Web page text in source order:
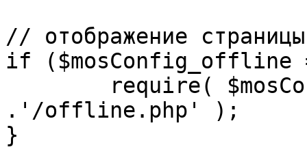
// отображение
if ($mosConfig_offline
.'/offline.php' );
}